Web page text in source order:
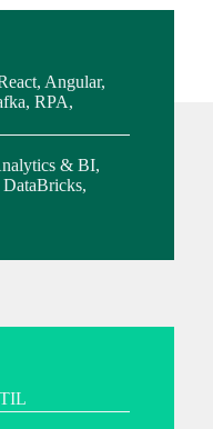
Angular,
RPA,
& BI,